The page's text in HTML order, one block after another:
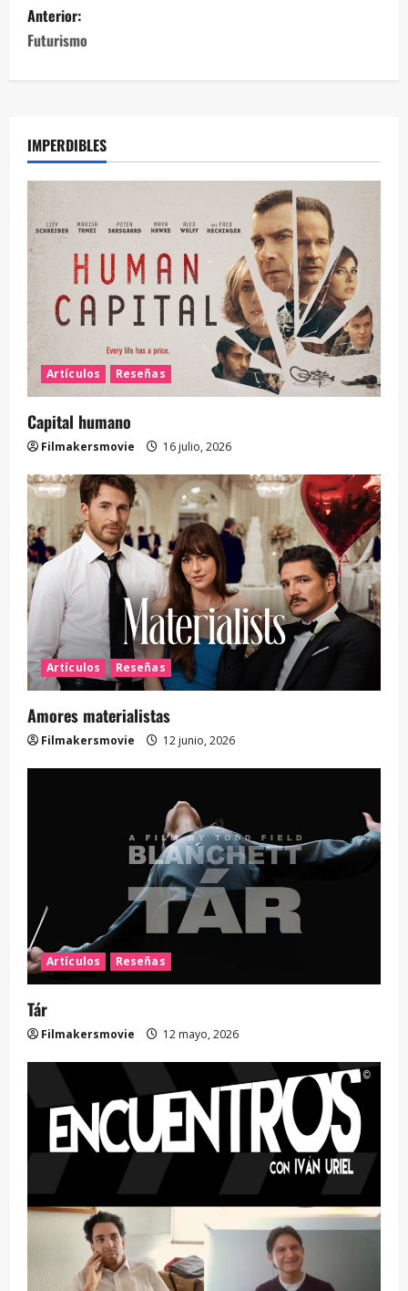
Anterior:
Futurismo
IMPERDIBLES
Artículos Reseñas
Capital humano
Filmakersmovie 16 julio, 2026
Artículos Reseñas
Amores materialistas
Filmakersmovie 12 junio, 2026
Artículos Reseñas
Tár
Filmakersmovie 12 mayo, 2026